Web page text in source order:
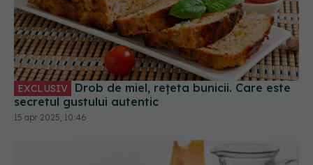
EXCLUSIV Drob de miel, rețeta bunicii. Care este
secretul gustului autentic
15 apr 2025, 10:46